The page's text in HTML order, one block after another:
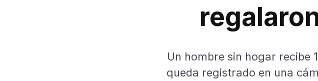
Un hombre sin hogar recibe
queda registrado en una